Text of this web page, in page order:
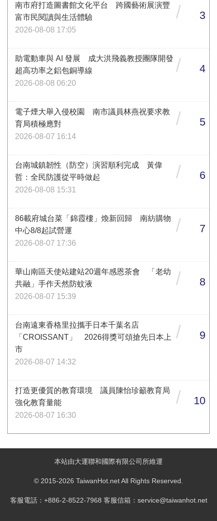
南市府打造圖書館文化平台 跨國藝術展演豐
富市民閱讀與生活體驗
2026-08-08 17:05
/ 3
助電動車與 AI 發展 成大洪飛義教授團隊開發
超高功率之鋁包銅導線
2026-08-08 06:20
/ 4
電子煙大舉入侵校園 南市議員林燕祝要求教
育局積極應對
2026-08-07 16:14
/ 5
台南城鎮韌性（防空）演習順利完成 黃偉
哲：全民防護從平時做起
2026-08-08 15:31
/ 6
86載府城台菜「錦霞樓」煥新回歸 南紡購物
中心8/8起試營運
2026-08-07 17:36
/ 7
華山南區天使站建站20週年感恩茶會 「老幼
共融」手作天然防蚊液
2026-08-07 15:39
/ 8
台南遠東香格里拉攜手日本千葉名店
「CROISSANT」 2026得獎可頌搶先日本上
市
2026-08-07 14:32
/ 9
打造更優質的教育環境 議員陳怡珍籲教育局
強化教育量能
2026-08-07 16:30
/ 10
本站由大運聯和國際有限公司所維運
© 2015-2026 TaiwanHot.net All Rights Reserved.
客服電話：+886-2-8522-7968 客服信箱：service@taiwanhot.net